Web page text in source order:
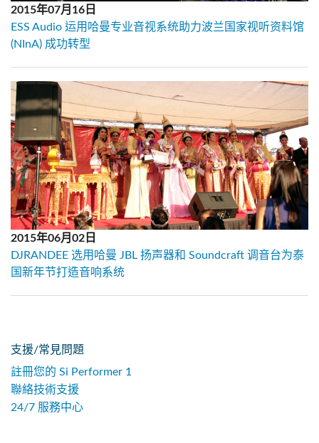
2015年07月16日
ESS Audio 运用哈曼专业音视系统助力波兰国家视听资料馆
(NInA) 成功转型
2015年06月02日
DJRANDEE 选用哈曼 JBL 扬声器和 Soundcraft 调音台为泰
国新年节打造音响系统
支援/常見問題
註冊您的 Si Performer 1
聯絡技術支援
24/7 服務中心